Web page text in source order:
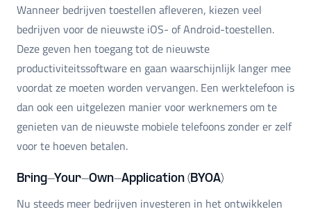
Wanneer bedrijven toestellen afleveren, kiezen veel
bedrijven voor de nieuwste iOS- of Android-toestellen.
Deze geven hen toegang tot de nieuwste
productiviteitssoftware en gaan waarschijnlijk langer mee
voordat ze moeten worden vervangen. Een werktelefoon is
dan ook een uitgelezen manier voor werknemers om te
genieten van de nieuwste mobiele telefoons zonder er zelf
voor te hoeven betalen.
Bring-Your-Own-Application (BYOA)
Nu steeds meer bedrijven investeren in het ontwikkelen